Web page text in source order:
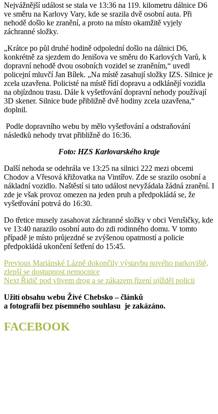
Nejvážnější událost se stala ve 13:36 na 119. kilometru dálnice D6
ve směru na Karlovy Vary, kde se srazila dvě osobní auta. Při
nehodě došlo ke zranění, a proto na místo okamžitě vyjely
záchranné složky.
„Krátce po půl druhé hodině odpolední došlo na dálnici D6,
konkrétně za sjezdem do Jenišova ve směru do Karlových Varů, k
dopravní nehodě dvou osobních vozidel se zraněním,“ uvedl
policejní mluvčí Jan Bílek. „Na místě zasahují složky IZS. Silnice je
zcela uzavřena. Policisté na místě řídí dopravu a odklánějí vozidla
na objízdnou trasu. Dále k vyšetřování dopravní nehody používají
3D skener. Silnice bude přibližně dvě hodiny zcela uzavřena,“
doplnil.
Podle dopravního webu by mělo vyšetřování a odstraňování
následků nehody trvat přibližně do 16:36.
Foto: HZS Karlovarského kraje
Další nehoda se odehrála ve 13:25 na silnici 222 mezi obcemi
Chodov a Vřesová křižovatka na Vintířov. Zde se srazilo osobní a
nákladní vozidlo. Naštěstí si tato událost nevyžádala žádná zranění. I
zde je však provoz omezen na jeden pruh a předpokládá se, že
vyšetřování potrvá do 16:30.
Do třetice musely zasahovat záchranné složky v obci Verušičky, kde
ve 13:40 narazilo osobní auto do zdi rodinného domu. V tomto
případě je místo průjezdné se zvýšenou opatrností a policie
předpokládá ukončení šetření do 15:45.
Navigace
pro
příspěvek
Previous Previous
post:
Mariánské Lázně dokončily výstavbu nového parkoviště,
zlepší se dostupnost nemocnice
Next Next
Řidič pod vlivem drog a se zákazem řízení ujížděl policii
Užití obsahu webu Živé Chebsko – článků
a fotografií bez písemného souhlasu je zakázáno.
FACEBOOK